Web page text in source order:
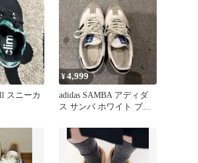
スニーカ
¥4,999
adidas SAMBA アディダ
ス サンバ ホワイト ブラ